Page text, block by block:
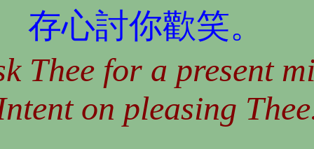
存心討你歡笑。
Thee for a present
on pleasing